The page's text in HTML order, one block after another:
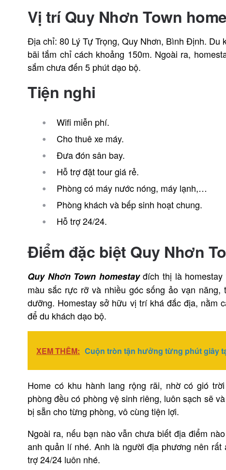
Vị trí Quy Nhơn Town
Địa chỉ: 80 Lý Tự Trọng, Quy Nhơn, Bình Định. Du
bãi tắm chỉ cách khoảng 150m. Ngoài ra,
sắm chưa đến 5 phút dạo bộ.
Tiện nghi
Wifi miễn phí.
Cho thuê xe máy.
Đưa đón sân bay.
Hỗ trợ đặt tour giá rẻ.
Phòng có máy nước nóng, máy lạnh,…
Phòng khách và bếp sinh hoạt chung.
Hỗ trợ 24/24.
Điểm đặc biệt Quy Nhơn
Quy Nhơn Town homestayđích thị là homestay
màu sắc rực rỡ và nhiều góc sống ảo vạn
dưỡng. Homestay sở hữu vị trí khá đắc địa, nằm
để du khách dạo bộ.
XEM THÊM: Cuộn tròn tận hưởng từng phút giây
Home có khu hành lang rộng rãi, nhờ có gió
phòng đều có phòng vệ sinh riêng, luôn sạch sẽ
bị sẵn cho từng phòng, vô cùng tiện lợi.
Ngoài ra, nếu bạn nào vẫn chưa biết địa điểm
anh quản lí nhé. Anh là người địa phương nên
trợ 24/24 luôn nhé.